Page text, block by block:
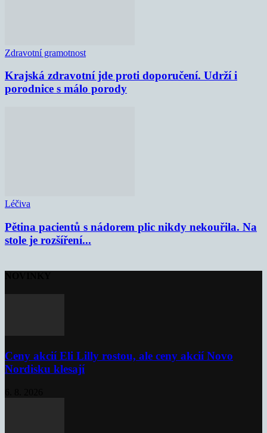
Zdravotní gramotnost
Krajská zdravotní jde proti doporučení. Udrží i
porodnice s málo porody
Léčiva
Pětina pacientů s nádorem plic nikdy nekouřila. Na
stole je rozšíření...
Ceny akcií Eli Lilly rostou, ale ceny akcií Novo
Nordisku klesají